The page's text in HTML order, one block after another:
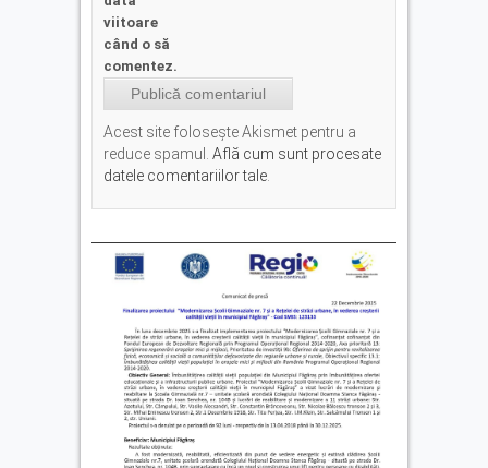
viitoare
când o să
comentez.
Acest site folosește Akismet pentru a
reduce spamul. Află cum sunt procesate
datele comentariilor tale